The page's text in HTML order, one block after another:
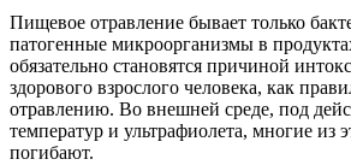
Пищевое отравление бывает только
патогенные микроорганизмы в
обязательно становятся причиной
здорового взрослого человека, как
отравлению. Во внешней среде, под
температур и ультрафиолета, многие из
погибают.